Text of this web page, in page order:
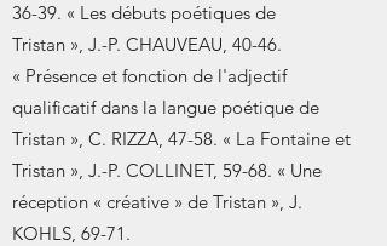
36-39. « Les débuts poétiques de
Tristan », J.-P. CHAUVEAU, 40-46.
« Présence et fonction de l'adjectif
qualificatif dans la langue poétique de
Tristan », C. RIZZA, 47-58. « La Fontaine et
Tristan », J.-P. COLLINET, 59-68. « Une
réception « créative » de Tristan », J.
KOHLS, 69-71.